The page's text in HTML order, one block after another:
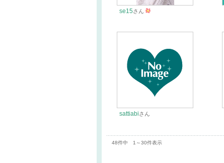
se15さん
sattiabiさん
48件中 1～30件表示